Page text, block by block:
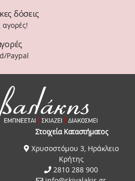
δόσεις
αγορές!
Paypal
Στοιχεία Καταστήματος
Χρυσοστόμου 3, Ηράκλειο
Κρήτης
2810 288 900